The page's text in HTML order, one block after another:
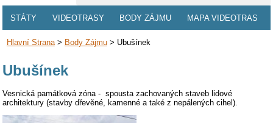
STÁTY VIDEOTRASY BODY ZÁJMU MAPA VIDEOTRAS
Hlavní Strana> Body Zájmu> Ubušínek
Ubušínek
Vesnická památková zóna - spousta zachovaných staveb lidové
architektury (stavby dřevěné, kamenné a také z nepálených cihel).